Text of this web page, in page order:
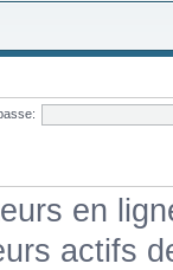
en
actifs